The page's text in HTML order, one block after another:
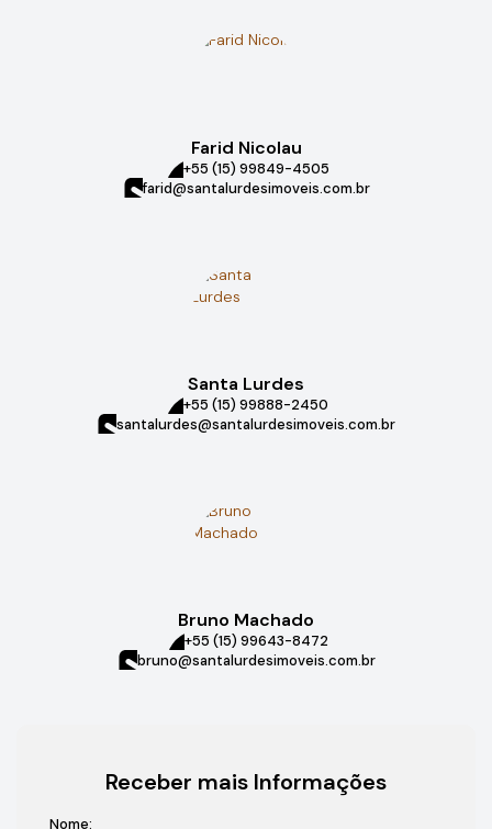
Farid Nicolau
+55 (15) 99849-4505
farid@santalurdesimoveis.com.br
Santa Lurdes
+55 (15) 99888-2450
santalurdes@santalurdesimoveis.com.br
Bruno Machado
+55 (15) 99643-8472
bruno@santalurdesimoveis.com.br
Receber mais Informações
Nome: